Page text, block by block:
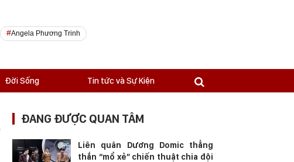
Angela Phương Trinh
Đời Sống Tin tức và Sự Kiện
ĐANG ĐƯỢC QUAN TÂM
Liên quân Dương Domic thẳng
thắn “mổ xẻ” chiến thuật chia đội